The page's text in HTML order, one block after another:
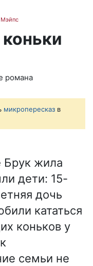
романа
микропересказ в
Брук жила
дети: 15-
дочь
кататься
коньков у
семьи не